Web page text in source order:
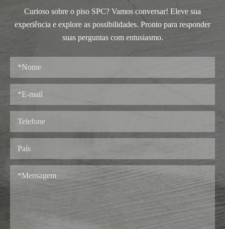
Curioso sobre o piso SPC? Vamos conversar! Eleve sua
experiência e explore as possibilidades. Pronto para responder
suas perguntas com entusiasmo.